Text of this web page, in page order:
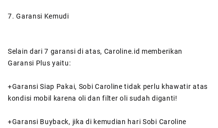
7. Garansi Kemudi
Selain dari 7 garansi di atas, Caroline.id memberikan
Garansi Plus yaitu:
+Garansi Siap Pakai, Sobi Caroline tidak perlu khawatir atas
kondisi mobil karena oli dan filter oli sudah diganti!
+Garansi Buyback, jika di kemudian hari Sobi Caroline